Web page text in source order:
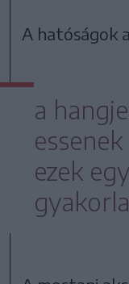
A hatóságok
a
ezek